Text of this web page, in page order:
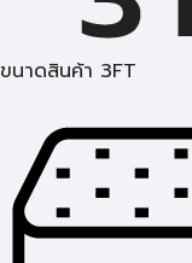
ขนาดสินค้า 3FT